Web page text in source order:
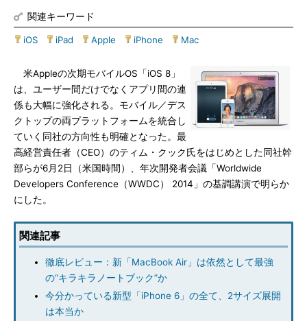
関連キーワード
iOS iPad Apple iPhone Mac
米Appleの次期モバイルOS「iOS 8」
は、ユーザー間だけでなくアプリ間の連
係も大幅に強化される。モバイル／デス
クトップの両プラットフォームを統合し
ていく同社の方向性も明確となった。最
高経営責任者（CEO）のティム・クック氏をはじめとした同社幹
部らが6月2日（米国時間）、年次開発者会議「Worldwide
Developers Conference（WWDC） 2014」の基調講演で明らか
にした。
関連記事
徹底レビュー：新「MacBook Air」は依然として最強
の“キラキラノートブック”か
今分かっている新型「iPhone 6」の全て、2サイズ展開
は本当か